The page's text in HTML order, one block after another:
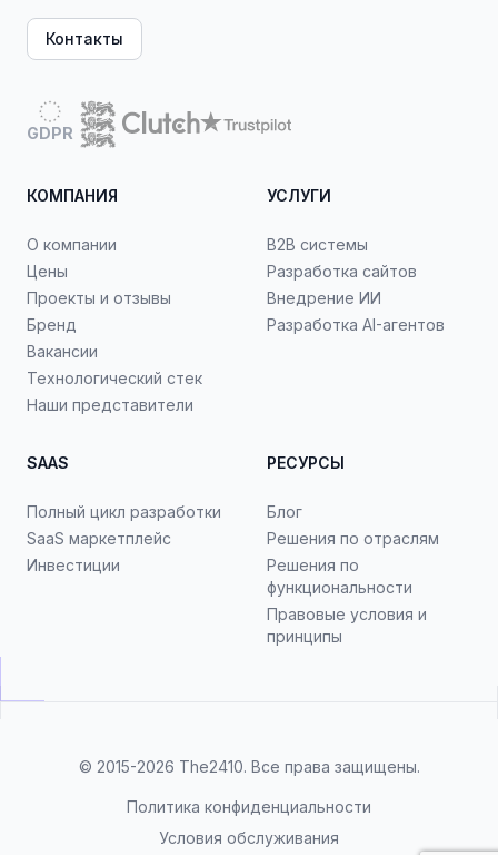
Контакты
GDPR
КОМПАНИЯ
О компании
Цены
Проекты и отзывы
Бренд
Вакансии
Технологический стек
Наши представители
УСЛУГИ
B2B системы
Разработка сайтов
Внедрение ИИ
Разработка AI-агентов
SAAS
Полный цикл разработки
SaaS маркетплейс
Инвестиции
РЕСУРСЫ
Блог
Решения по отраслям
Решения по
функциональности
Правовые условия и
принципы
© 2015-2026 The2410. Все права защищены.
Политика конфиденциальности
Условия обслуживания